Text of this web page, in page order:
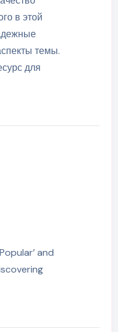
в этой
темы.
для
and